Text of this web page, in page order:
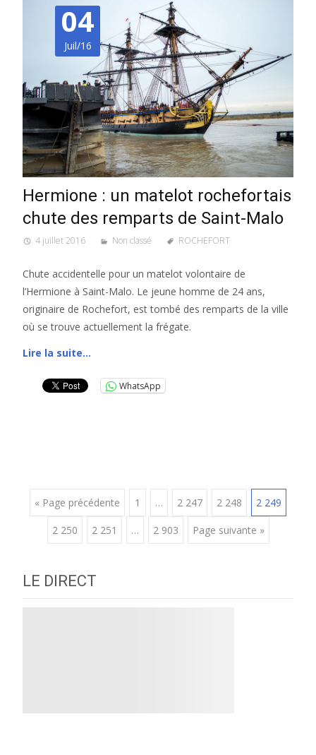
04
Juil/16
Hermione : un matelot rochefortais
chute des remparts de Saint-Malo
4 juillet 2016 Non classé ROCHEFORT
Chute accidentelle pour un matelot volontaire de
l’Hermione à Saint-Malo. Le jeune homme de 24 ans,
originaire de Rochefort, est tombé des remparts de la ville
où se trouve actuellement la frégate.
Lire la suite…
WhatsApp
Posts
navigation
« Page précédente 1 … 2 247 2 248 2 249
2 250 2 251 … 2 903 Page suivante »
LE DIRECT